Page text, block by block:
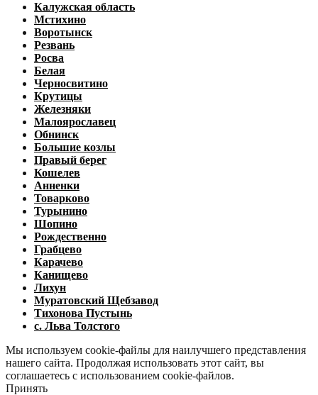
Калужская область
Мстихино
Воротынск
Резвань
Росва
Белая
Черносвитино
Крутицы
Железняки
Малоярославец
Обнинск
Большие козлы
Правый берег
Кошелев
Анненки
Товарково
Турынино
Шопино
Рождественно
Грабцево
Карачево
Канищево
Лихун
Муратовский Щебзавод
Тихонова Пустынь
с. Льва Толстого
Мы используем cookie-файлы для наилучшего представления
нашего сайта. Продолжая использовать этот сайт, вы
соглашаетесь с использованием cookie-файлов.
Принять